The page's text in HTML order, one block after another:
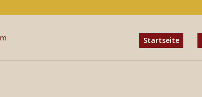
Startseite